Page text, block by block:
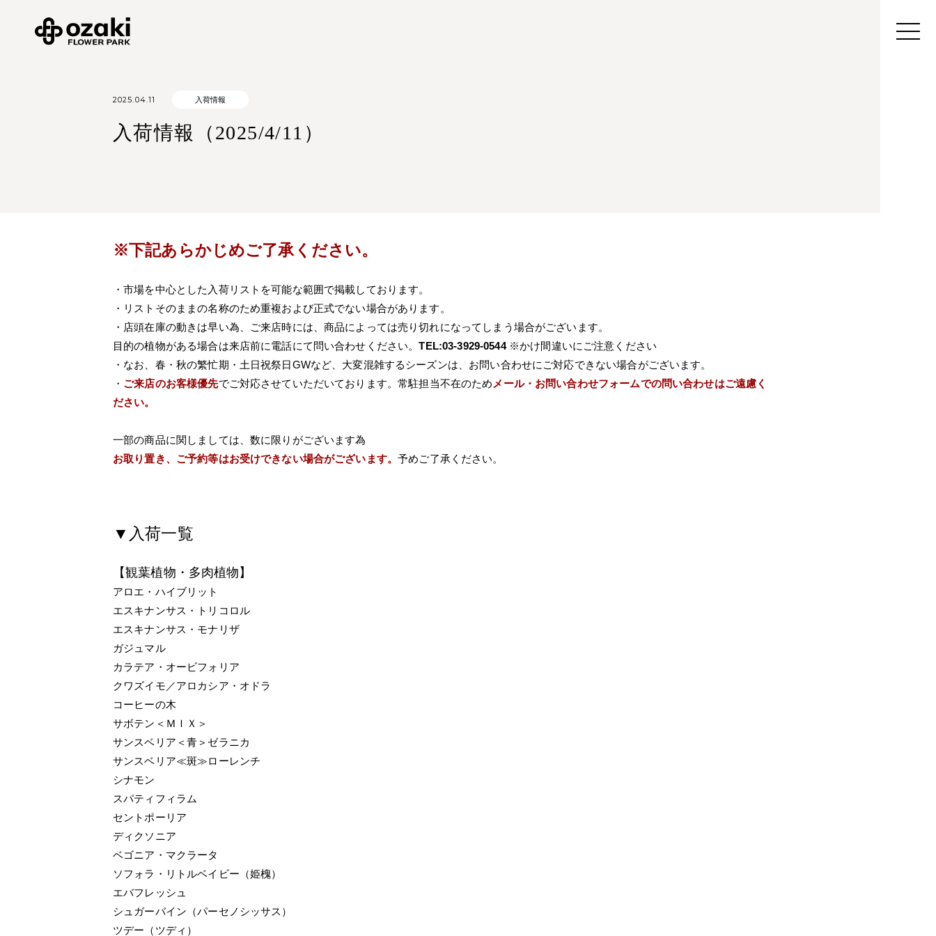
2025.04.11 入荷情報
入荷情報（2025/4/11）
※下記あらかじめご了承ください。
・市場を中心とした入荷リストを可能な範囲で掲載しております。
・リストそのままの名称のため重複および正式でない場合があります。
・店頭在庫の動きは早い為、ご来店時には、商品によっては売り切れになってしまう場合がございます。
目的の植物がある場合は来店前に電話にて問い合わせください。TEL:03-3929-0544※かけ間違いにご注意ください
・なお、春・秋の繁忙期・土日祝祭日GWなど、大変混雑するシーズンは、お問い合わせにご対応できない場合がございます。
・ ご来店のお客様優先でご対応させていただいております。常駐担当不在のため メール・お問い合わせフォームでの問い合わせはご遠慮く
ださい。
一部の商品に関しましては、数に限りがございます為
お取り置き、ご予約等はお受けできない場合がございます。予めご了承ください。
▼入荷一覧
【観葉植物・多肉植物】
アロエ・ハイブリット
エスキナンサス・トリコロル
エスキナンサス・モナリザ
ガジュマル
カラテア・オービフォリア
クワズイモ／アロカシア・オドラ
コーヒーの木
サボテン＜ＭＩＸ＞
サンスベリア＜青＞ゼラニカ
サンスベリア≪斑≫ローレンチ
シナモン
スパティフィラム
セントポーリア
ディクソニア
ベゴニア・マクラータ
ソフォラ・リトルベイビー（姫槐）
エバフレッシュ
シュガーバイン（パーセノシッサス）
ツデー（ツディ）